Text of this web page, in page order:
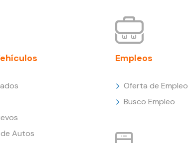
Autos
Empleos
Oferta de Empleo
Busco Empleo